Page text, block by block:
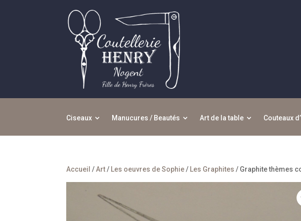
Ciseaux Manucures / Beautés Art de la table Couteaux
Accueil /Art/ Les oeuvres de Sophie/ Les Graphites / Graphite thèmes